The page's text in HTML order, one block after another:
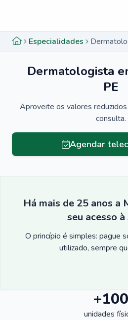
Especialidades
Dermatologista
PE
Aproveite os valores
consulta.
Agendar
Há mais de 25 anos a
seu acesso à
O princípio é simples: pague
utilizado, sempre
+100
unidades